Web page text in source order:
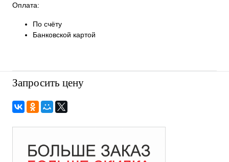
Оплата:
По счёту
Банковской картой
Запросить цену